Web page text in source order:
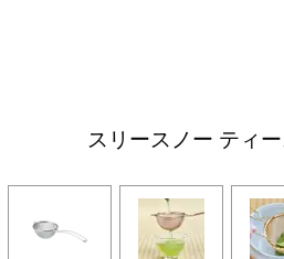
スリースノー ティ